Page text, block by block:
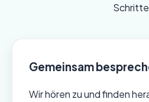
Gemeinsam
Wir hören zu und finden